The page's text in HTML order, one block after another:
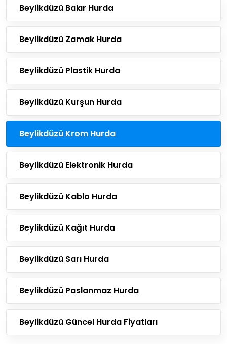
Beylikdüzü Bakır Hurda
Beylikdüzü Zamak Hurda
Beylikdüzü Plastik Hurda
Beylikdüzü Kurşun Hurda
Beylikdüzü Krom Hurda
Beylikdüzü Elektronik Hurda
Beylikdüzü Kablo Hurda
Beylikdüzü Kağıt Hurda
Beylikdüzü Sarı Hurda
Beylikdüzü Paslanmaz Hurda
Beylikdüzü Güncel Hurda Fiyatları